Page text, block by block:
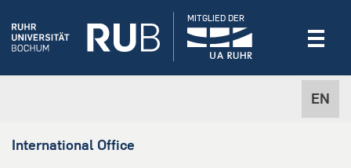
EN
MITGLIED DER
International Office